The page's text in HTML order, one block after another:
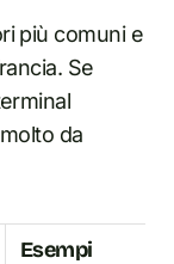
più comuni e
Se
da
Esempi